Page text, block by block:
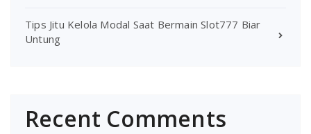
Tips Jitu Kelola Modal Saat Bermain Slot777 Biar
Untung
Recent Comments